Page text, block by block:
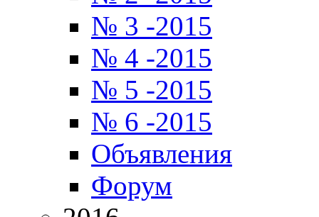
№ 3 -2015
№ 4 -2015
№ 5 -2015
№ 6 -2015
Объявления
Форум